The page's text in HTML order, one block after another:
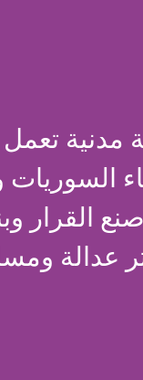
مدنية
السوريات
القرار
عدالة